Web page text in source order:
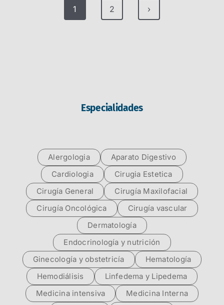
1 2 ›
Especialidades
Alergologia
Aparato Digestivo
Cardiologia
Cirugia Estetica
Cirugía General
Cirugía Maxilofacial
Cirugía Oncológica
Cirugía vascular
Dermatología
Endocrinología y nutrición
Ginecología y obstetricía
Hematología
Hemodiálisis
Linfedema y Lipedema
Medicina intensiva
Medicina Interna